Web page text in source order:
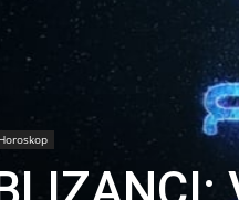
Horoskop